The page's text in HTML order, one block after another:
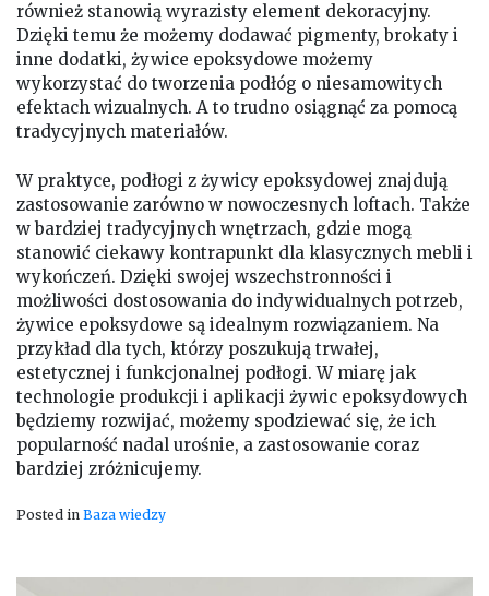
również stanowią wyrazisty element dekoracyjny.
Dzięki temu że możemy dodawać pigmenty, brokaty i
inne dodatki, żywice epoksydowe możemy
wykorzystać do tworzenia podłóg o niesamowitych
efektach wizualnych. A to trudno osiągnąć za pomocą
tradycyjnych materiałów.
W praktyce, podłogi z żywicy epoksydowej znajdują
zastosowanie zarówno w nowoczesnych loftach. Także
w bardziej tradycyjnych wnętrzach, gdzie mogą
stanowić ciekawy kontrapunkt dla klasycznych mebli i
wykończeń. Dzięki swojej wszechstronności i
możliwości dostosowania do indywidualnych potrzeb,
żywice epoksydowe są idealnym rozwiązaniem. Na
przykład dla tych, którzy poszukują trwałej,
estetycznej i funkcjonalnej podłogi. W miarę jak
technologie produkcji i aplikacji żywic epoksydowych
będziemy rozwijać, możemy spodziewać się, że ich
popularność nadal urośnie, a zastosowanie coraz
bardziej zróżnicujemy.
Posted in Baza wiedzy